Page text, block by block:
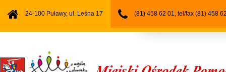
24-100 Puławy, ul. Leśna 17 (81) 458 62 01, tel/fax (81) 458